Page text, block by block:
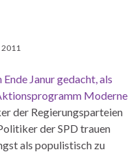
2011
Janur gedacht, als
Moderne
der Regierungsparteien
der SPD trauen
als populistisch zu